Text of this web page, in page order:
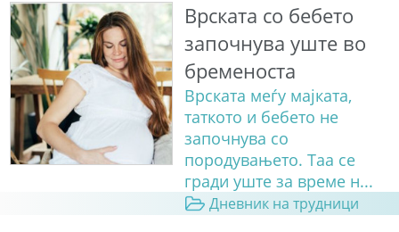
Врската со бебето
започнува уште во
бременоста
Врската меѓу мајката,
таткото и бебето не
започнува со
породувањето. Таа се
гради уште за време н...
Дневник на трудници